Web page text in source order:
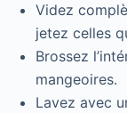
Videz
jetez celles
Brossez
mangeoires.
Lavez avec